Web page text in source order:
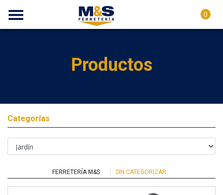
0
Productos
Categorías
FERRETERÍA M&S SIN CATEGORIZAR